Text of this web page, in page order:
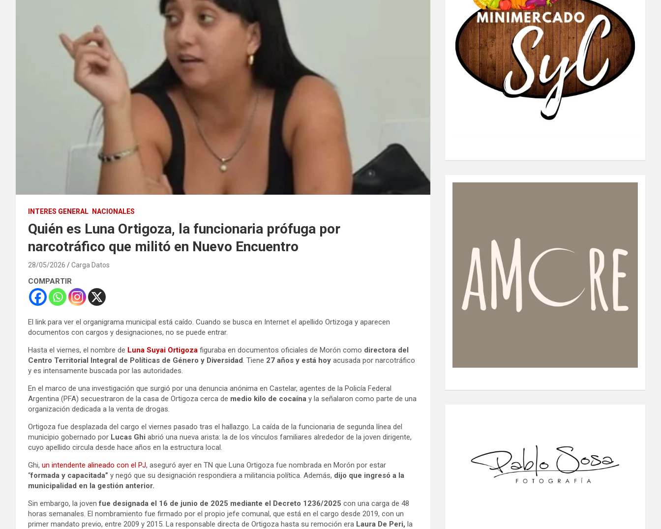
INTERES GENERAL NACIONALES
Quién es Luna Ortigoza, la funcionaria prófuga por
narcotráfico que militó en Nuevo Encuentro
28/05/2026 Carga Datos
COMPARTIR
El link para ver el organigrama municipal está caído. Cuando se busca en Internet el apellido Ortizoga y aparecen
documentos con cargos y designaciones, no se puede entrar.
Hasta el viernes, el nombre de Luna Suyai Ortigoza figuraba en documentos oficiales de Morón como directora del
Centro Territorial Integral de Políticas de Género y Diversidad. Tiene 27 años y está hoy acusada por narcotráfico
y es intensamente buscada por las autoridades.
En el marco de una investigación que surgió por una denuncia anónima en Castelar, agentes de la Policía Federal
Argentina (PFA) secuestraron de la casa de Ortigoza cerca de medio kilo de cocaína y la señalaron como parte de una
organización dedicada a la venta de drogas.
Ortigoza fue desplazada del cargo el viernes pasado tras el hallazgo. La caída de la funcionaria de segunda línea del
municipio gobernado por Lucas Ghi abrió una nueva arista: la de los vínculos familiares alrededor de la joven dirigente,
cuyo apellido circula desde hace años en la estructura local.
Ghi, un intendente alineado con el PJ, aseguró ayer en TN que Luna Ortigoza fue nombrada en Morón por estar
“formada y capacitada” y negó que su designación respondiera a militancia política. Además, dijo que ingresó a la
municipalidad en la gestión anterior.
Sin embargo, la jovenfue designada el 16 de junio de 2025 mediante el Decreto 1236/2025 con una carga de 48
horas semanales. El nombramiento fue firmado por el propio jefe comunal, que está en el cargo desde 2019, con un
primer mandato previo, entre 2009 y 2015. La responsable directa de Ortigoza hasta su remoción era Laura De Peri, la